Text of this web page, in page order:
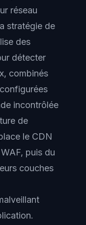
réseau
stratégie de
des
détecter
combinés
incontrôlée
de
le CDN
puis du
couches